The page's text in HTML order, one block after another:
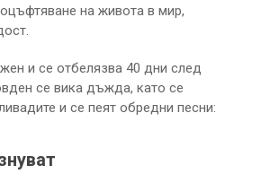
на живота в мир,
и се отбелязва 40 дни след
се вика дъжда, като се
и се пеят обредни песни: